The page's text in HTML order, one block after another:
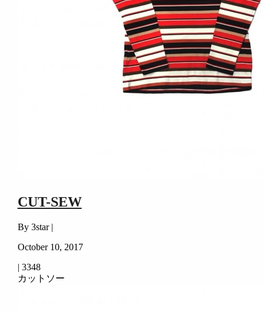
CUT-SEW
By 3star |
October 10, 2017
| 3348
カットソー